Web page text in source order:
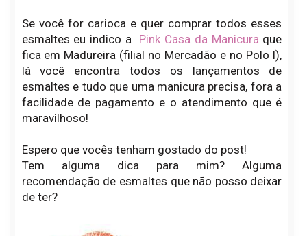
Se você for carioca e quer comprar todos esses
esmaltes eu indico a Pink Casa da Manicura que
fica em Madureira (filial no Mercadão e no Polo I),
lá você encontra todos os lançamentos de
esmaltes e tudo que uma manicura precisa, fora a
facilidade de pagamento e o atendimento que é
maravilhoso!
Espero que vocês tenham gostado do post!
Tem alguma dica para mim? Alguma
recomendação de esmaltes que não posso deixar
de ter?